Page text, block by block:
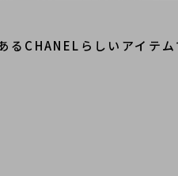
CHANELらしいアイテム